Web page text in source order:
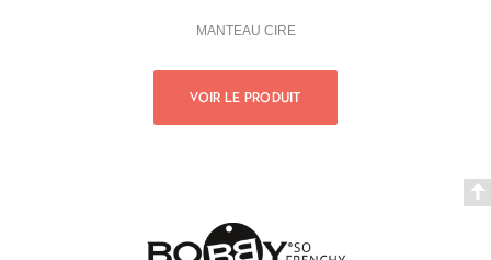
MANTEAU CIRE
VOIR LE PRODUIT